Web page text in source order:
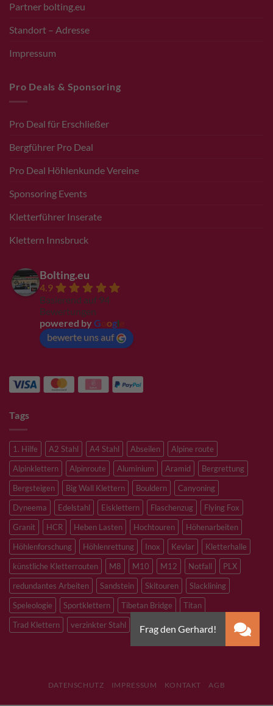
Partner bolting.eu
Standort – Adresse
Impressum
Pro Deals & Sponsoring
Pro Deal für Erschließer
Bergführer Pro Deal
Pro Deal Höhlenkunde Vereine
Sponsoring Events
Kletterführer Inserate
Klettern Innsbruck
Bolting.eu
4.9
Basierend auf 94
Bewertungen
powered by G ogl
bewerte uns auf
Tags
1. Hilfe A2 Stahl A4 Stahl Abseilen
Alpine route
Alpinklettern
Alpinroute Aluminium Aramid
Bergrettung
Bergsteigen
Big Wall Klettern Bouldern
Canyoning
Dyneema
Edelstahl Eisklettern Flaschenzug
Flying Fox
Granit
HCR Heben Lasten Hochtouren
Höhenarbeiten
Höhlenforschung
Höhlenrettung Inox Kevlar
Kletterhalle
künstliche Kletterrouten
M8 M10 M12 Notfall
PLX
redundantes Arbeiten
Sandstein Skitouren
Slacklining
Speleologie
Sportklettern Tibetan Bridge
Titan
Trad Klettern
verzinkter Stahl
DATENSCHUTZ IMPRESSUM KONTAKT AGB